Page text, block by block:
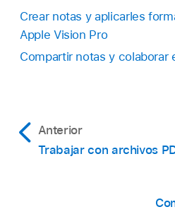
Crear notas y aplicarles
Apple Vision Pro
Compartir notas y colaborar
Anterior
Trabajar con archivos